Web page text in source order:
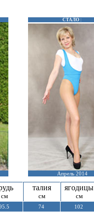
СТАЛО :
Апрель 2014
см
талия
см
ягодицы
см
74 102